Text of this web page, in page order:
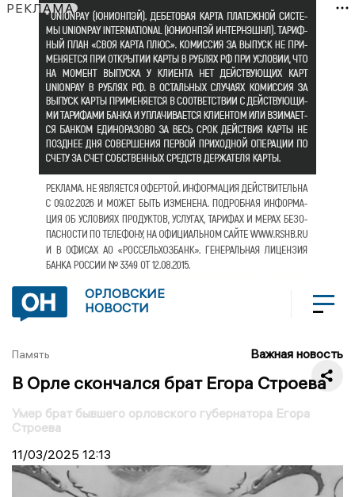
РЕКЛАМА
ОРЛОВСКИЕ
НОВОСТИ
Память Важная новость
В Орле скончался брат Егора Строева
Умер брат бывшего орловского губернатора Егора
Строева
11/03/2025 12:13